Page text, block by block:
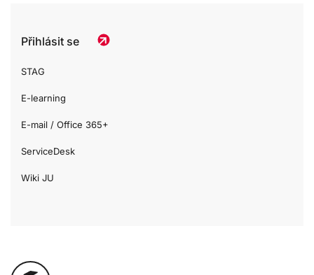
Přihlásit se
STAG
E-learning
E-mail / Office 365+
ServiceDesk
Wiki JU